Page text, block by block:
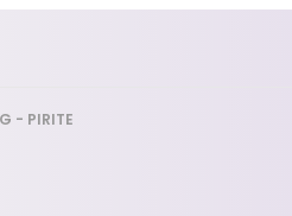
- PIRITE